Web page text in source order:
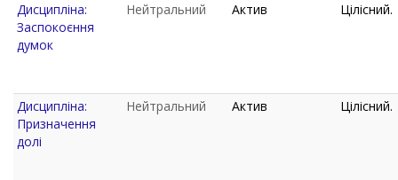
Дисципліна:
Заспокоєння
думок
Нейтральний Актив Цілісний.
Дисципліна:
Призначення
долі
Нейтральний Актив Цілісний.